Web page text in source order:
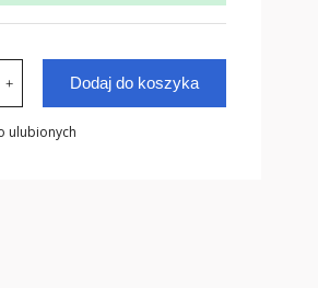
Dodaj do koszyka
ulubionych